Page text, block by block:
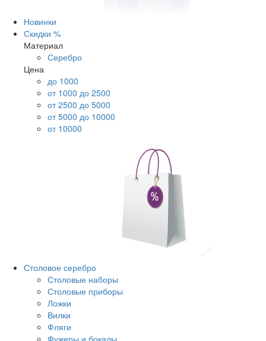
Новинки
Скидки %
Материал
Серебро
Цена
до 1000
от 1000 до 2500
от 2500 до 5000
от 5000 до 10000
от 10000
Столовое серебро
Столовые наборы
Столовые приборы
Ложки
Вилки
Фляги
Фужеры и бокалы